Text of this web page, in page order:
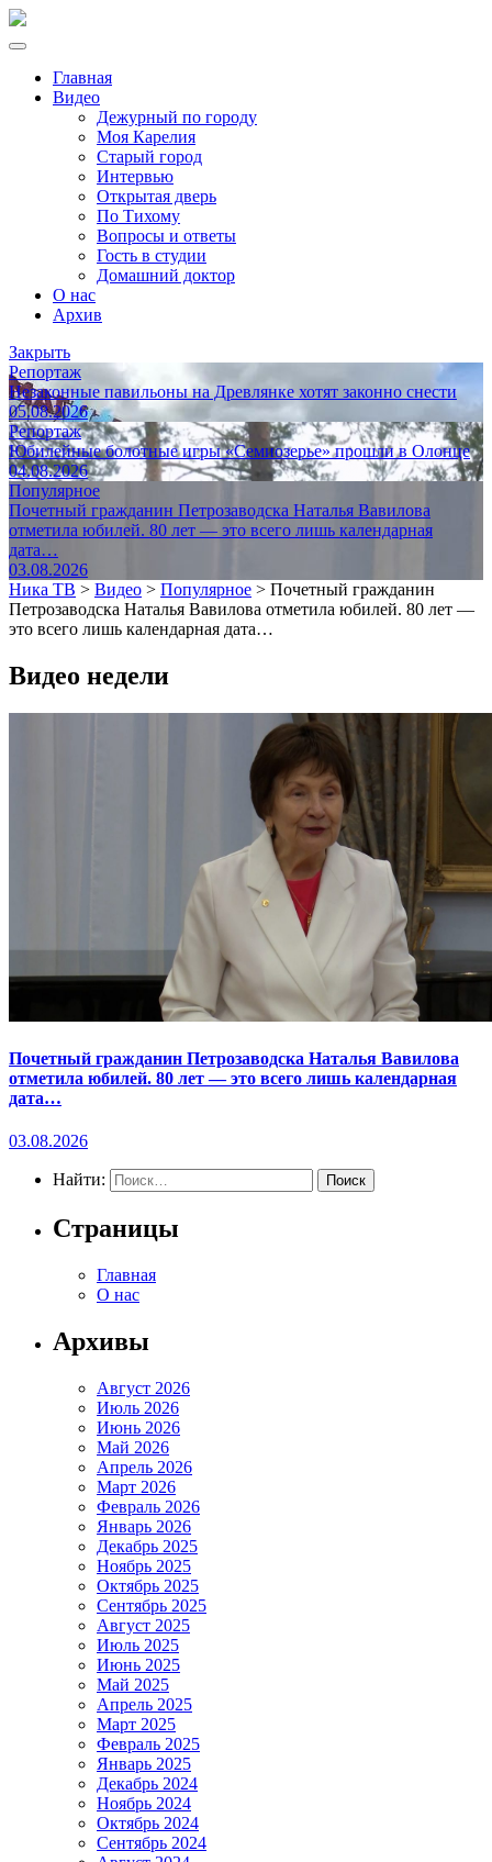
Главная
Видео
Дежурный по городу
Моя Карелия
Старый город
Интервью
Открытая дверь
По Тихому
Вопросы и ответы
Гость в студии
Домашний доктор
О нас
Архив
Закрыть
Репортаж
Незаконные павильоны на Древлянке хотят законно снести
05.08.2026
Репортаж
Юбилейные болотные игры «Семиозерье» прошли в Олонце
04.08.2026
Популярное
Почетный гражданин Петрозаводска Наталья Вавилова
отметила юбилей. 80 лет — это всего лишь календарная
дата…
03.08.2026
Ника ТВ > Видео > Популярное > Почетный гражданин
Петрозаводска Наталья Вавилова отметила юбилей. 80 лет —
это всего лишь календарная дата…
Видео недели
Почетный гражданин Петрозаводска Наталья Вавилова
отметила юбилей. 80 лет — это всего лишь календарная
дата…
03.08.2026
Найти:
Страницы
Главная
О нас
Архивы
Август 2026
Июль 2026
Июнь 2026
Май 2026
Апрель 2026
Март 2026
Февраль 2026
Январь 2026
Декабрь 2025
Ноябрь 2025
Октябрь 2025
Сентябрь 2025
Август 2025
Июль 2025
Июнь 2025
Май 2025
Апрель 2025
Март 2025
Февраль 2025
Январь 2025
Декабрь 2024
Ноябрь 2024
Октябрь 2024
Сентябрь 2024